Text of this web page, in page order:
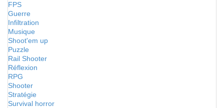
FPS
Guerre
Infiltration
Musique
Shoot'em up
Puzzle
Rail Shooter
Réflexion
RPG
Shooter
Stratégie
Survival horror